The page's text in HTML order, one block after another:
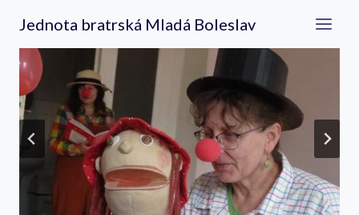
obsah
Jednota bratrská Mladá Boleslav